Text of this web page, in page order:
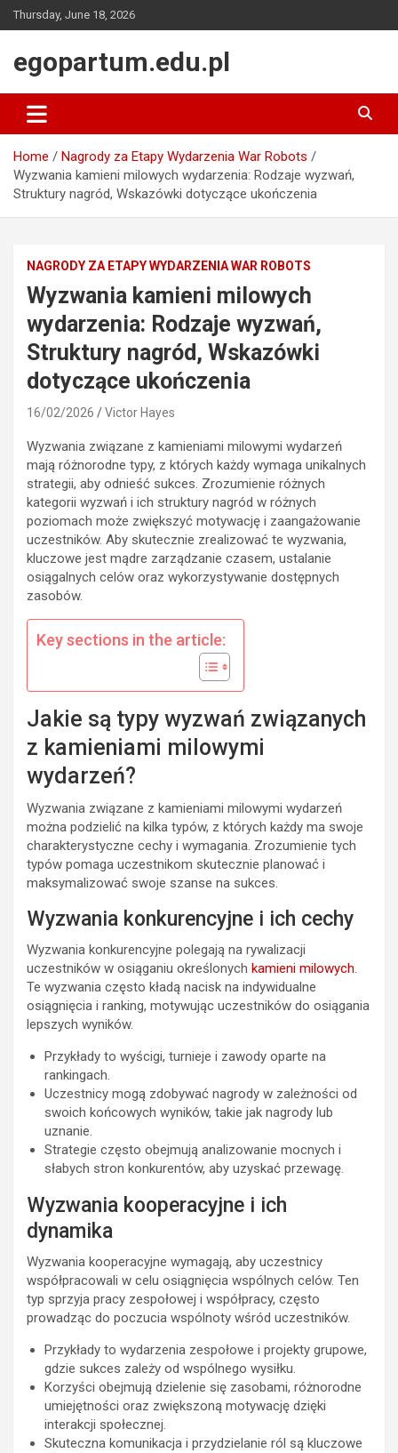
Skip
to
Thursday, June 18, 2026
egopartum.edu.pl
Home
Nagrody za Etapy Wydarzenia War Robots
Wyzwania kamieni milowych wydarzenia: Rodzaje wyzwań,
Struktury nagród, Wskazówki dotyczące ukończenia
NAGRODY ZA ETAPY WYDARZENIA WAR ROBOTS
Wyzwania kamieni milowych
wydarzenia: Rodzaje wyzwań,
Struktury nagród, Wskazówki
dotyczące ukończenia
16/02/2026 Victor Hayes
Wyzwania związane z kamieniami milowymi wydarzeń
mają różnorodne typy, z których każdy wymaga unikalnych
strategii, aby odnieść sukces. Zrozumienie różnych
kategorii wyzwań i ich struktury nagród w różnych
poziomach może zwiększyć motywację i zaangażowanie
uczestników. Aby skutecznie zrealizować te wyzwania,
kluczowe jest mądre zarządzanie czasem, ustalanie
osiągalnych celów oraz wykorzystywanie dostępnych
zasobów.
Key sections in the article:
Jakie są typy wyzwań związanych
z kamieniami milowymi
wydarzeń?
Wyzwania związane z kamieniami milowymi wydarzeń
można podzielić na kilka typów, z których każdy ma swoje
charakterystyczne cechy i wymagania. Zrozumienie tych
typów pomaga uczestnikom skutecznie planować i
maksymalizować swoje szanse na sukces.
Wyzwania konkurencyjne i ich cechy
Wyzwania konkurencyjne polegają na rywalizacji
uczestników w osiąganiu określonych kamieni milowych.
Te wyzwania często kładą nacisk na indywidualne
osiągnięcia i ranking, motywując uczestników do osiągania
lepszych wyników.
Przykłady to wyścigi, turnieje i zawody oparte na
rankingach.
Uczestnicy mogą zdobywać nagrody w zależności od
swoich końcowych wyników, takie jak nagrody lub
uznanie.
Strategie często obejmują analizowanie mocnych i
słabych stron konkurentów, aby uzyskać przewagę.
Wyzwania kooperacyjne i ich
dynamika
Wyzwania kooperacyjne wymagają, aby uczestnicy
współpracowali w celu osiągnięcia wspólnych celów. Ten
typ sprzyja pracy zespołowej i współpracy, często
prowadząc do poczucia wspólnoty wśród uczestników.
Przykłady to wydarzenia zespołowe i projekty grupowe,
gdzie sukces zależy od wspólnego wysiłku.
Korzyści obejmują dzielenie się zasobami, różnorodne
umiejętności oraz zwiększoną motywację dzięki
interakcji społecznej.
Skuteczna komunikacja i przydzielanie ról są kluczowe